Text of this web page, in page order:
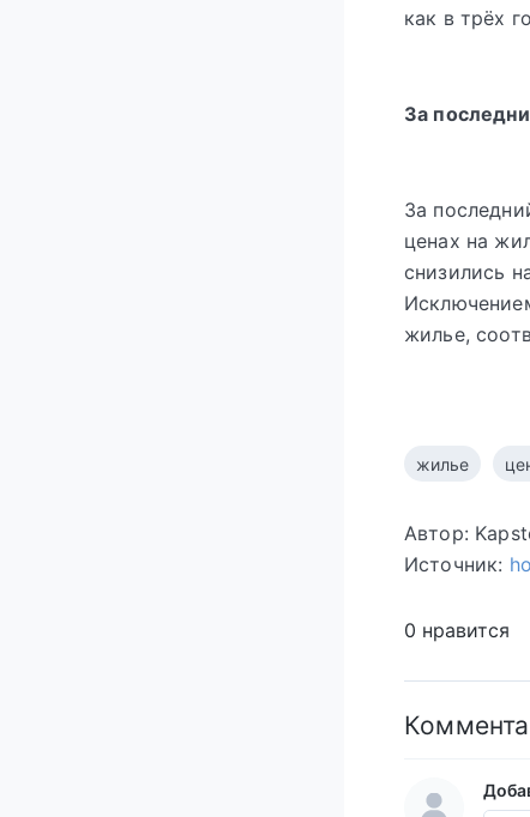
как в трёх
За
За
ценах на
снизились
жилье,
жилье
Автор:
Источник:
0 нравится